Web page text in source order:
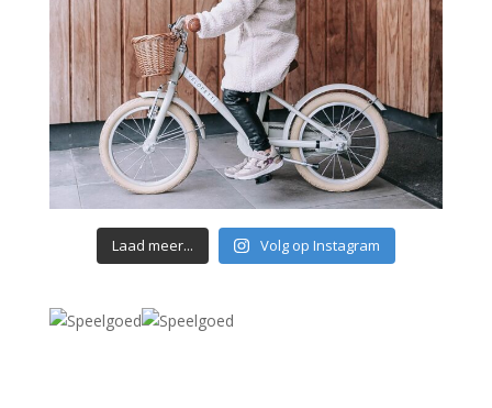
Laad meer... Volg op Instagram